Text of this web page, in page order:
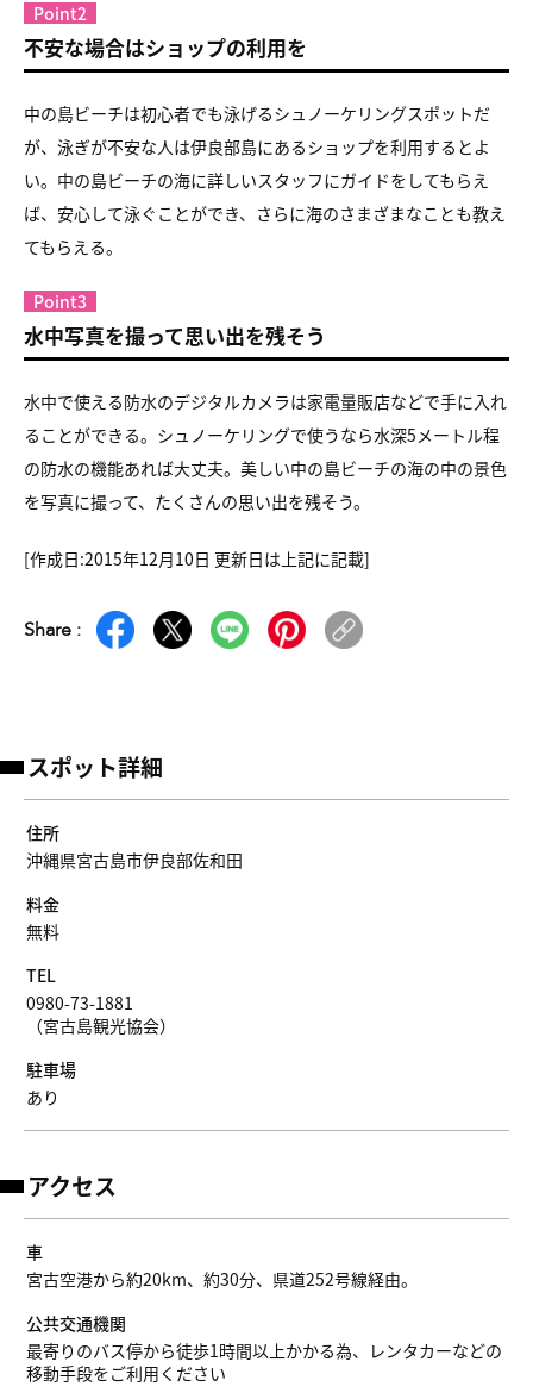
Point2
不安な場合はショップの利用を
中の島ビーチは初心者でも泳げるシュノーケリングスポットだ
が、泳ぎが不安な人は伊良部島にあるショップを利用するとよ
い。中の島ビーチの海に詳しいスタッフにガイドをしてもらえ
ば、安心して泳ぐことができ、さらに海のさまざまなことも教え
てもらえる。
Point3
水中写真を撮って思い出を残そう
水中で使える防水のデジタルカメラは家電量販店などで手に入れ
ることができる。シュノーケリングで使うなら水深5メートル程
の防水の機能あれば大丈夫。美しい中の島ビーチの海の中の景色
を写真に撮って、たくさんの思い出を残そう。
[作成日:2015年12月10日 更新日は上記に記載]
Share :
スポット詳細
住所
沖縄県宮古島市伊良部佐和田
料金
無料
TEL
0980-73-1881
（宮古島観光協会）
駐車場
あり
アクセス
車
宮古空港から約20km、約30分、県道252号線経由。
公共交通機関
最寄りのバス停から徒歩1時間以上かかる為、レンタカーなどの
移動手段をご利用ください